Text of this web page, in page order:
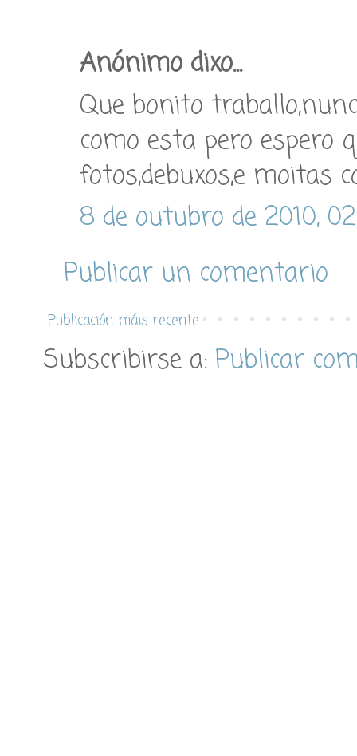
Anónimo dixo...
Que bonito
como esta pero espero
fotos,debuxos,e moitas
8 de outubro de 2010,
Publicar un comentario
Publicación máis recente
Subscribirse a: Publicar